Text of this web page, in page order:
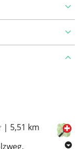
| 5,51 km